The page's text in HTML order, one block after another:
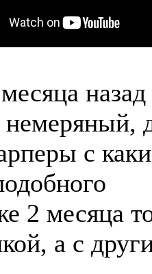
с
2 месяца
а с